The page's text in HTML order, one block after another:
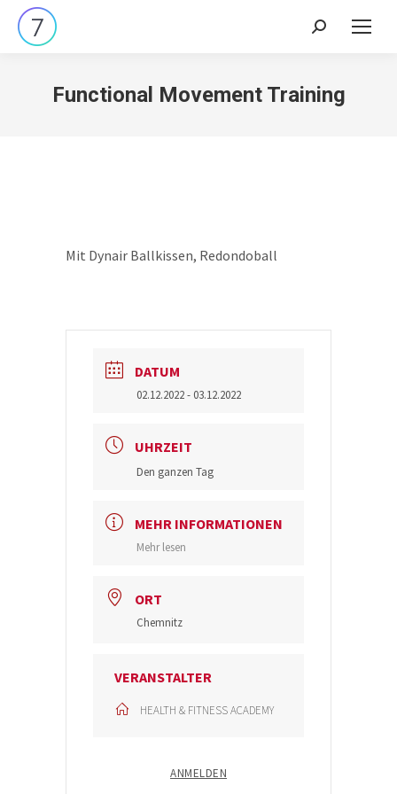
Search:
Functional Movement Training
Mit Dynair Ballkissen, Redondoball
DATUM
02.12.2022- 03.12.2022
UHRZEIT
Den ganzen Tag
MEHR INFORMATIONEN
Mehr lesen
ORT
Chemnitz
VERANSTALTER
HEALTH & FITNESS ACADEMY
ANMELDEN